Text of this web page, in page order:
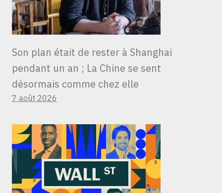
Son plan était de rester à Shanghai
pendant un an ; La Chine se sent
désormais comme chez elle
7 août 2026